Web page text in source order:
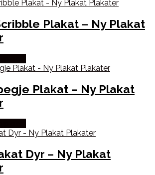
Plakat – Ny Plakat
Plakat – Ny Plakat
Dyr – Ny Plakat